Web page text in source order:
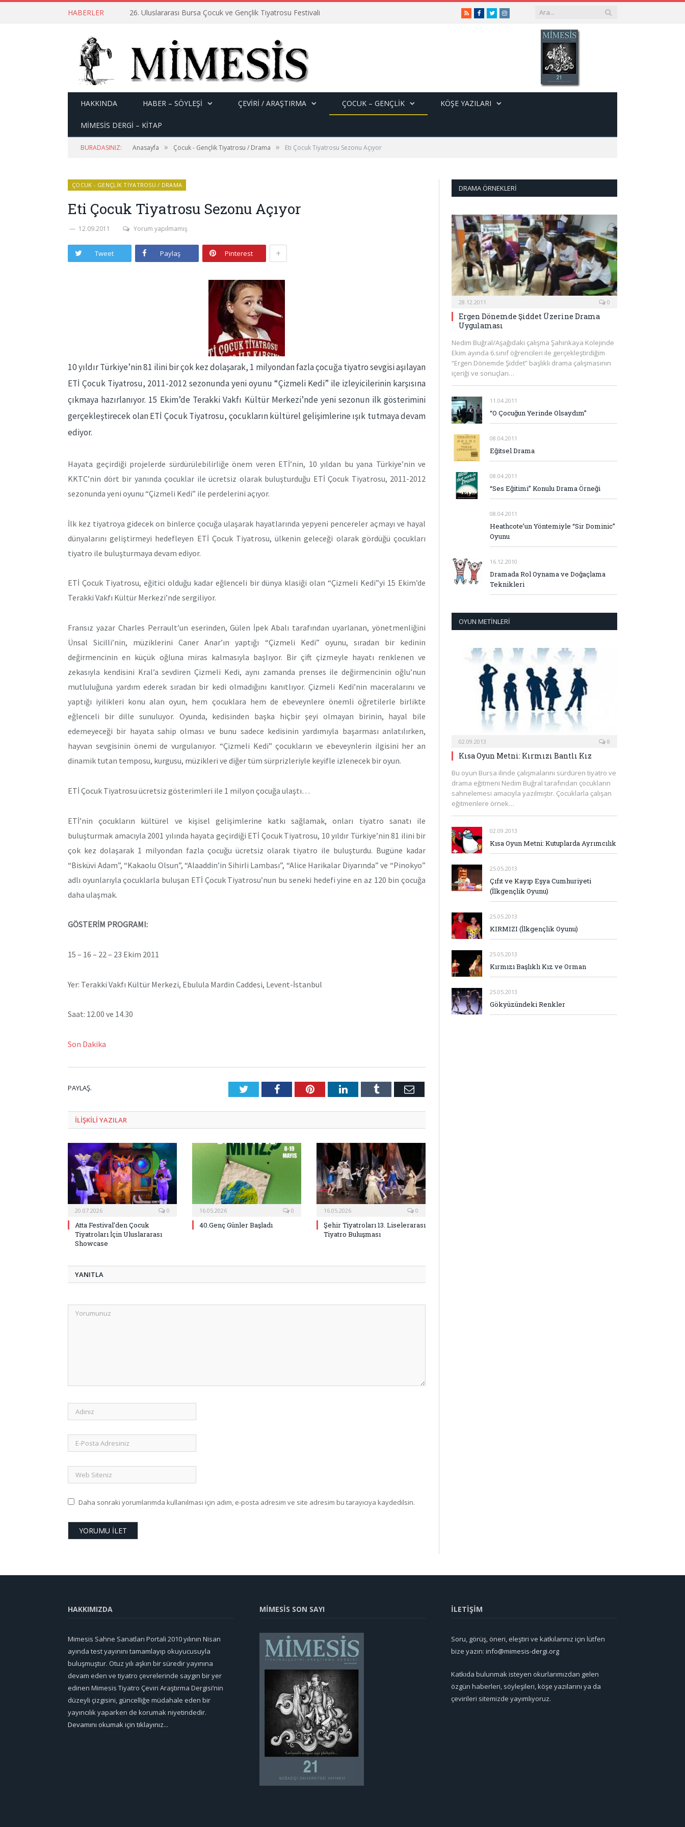
HABERLER 26. Uluslararası Bursa Çocuk ve Gençlik Tiyatrosu Festivali RSSFacebook
TwitterInstagram
HAKKINDA HABER – SÖYLEŞI ÇEVİRİ / ARAŞTIRMA ÇOCUK – GENÇLIK KÖŞE YAZILARI
MİMESİS DERGİ – KİTAP
BURADASINIZ: Anasayfa » Çocuk - Gençlik Tiyatrosu / Drama » Eti Çocuk Tiyatrosu Sezonu Açıyor
ÇOCUK - GENÇLIK TIYATROSU / DRAMA
Eti Çocuk Tiyatrosu Sezonu Açıyor
12.09.2011 Yorum yapılmamış
Tweet Paylaş Pinterest +
10 yıldır Türkiye’nin 81 ilini bir çok kez dolaşarak, 1 milyondan fazla çocuğa tiyatro sevgisi aşılayan
ETİ Çocuk Tiyatrosu, 2011-2012 sezonunda yeni oyunu “Çizmeli Kedi” ile izleyicilerinin karşısına
çıkmaya hazırlanıyor. 15 Ekim’de Terakki Vakfı Kültür Merkezi’nde yeni sezonun ilk gösterimini
gerçekleştirecek olan ETİ Çocuk Tiyatrosu, çocukların kültürel gelişimlerine ışık tutmaya devam
ediyor.
Hayata geçirdiği projelerde sürdürülebilirliğe önem veren ETİ’nin, 10 yıldan bu yana Türkiye’nin ve
KKTC’nin dört bir yanında çocuklar ile ücretsiz olarak buluşturduğu ETİ Çocuk Tiyatrosu, 2011-2012
sezonunda yeni oyunu “Çizmeli Kedi” ile perdelerini açıyor.
İlk kez tiyatroya gidecek on binlerce çocuğa ulaşarak hayatlarında yepyeni pencereler açmayı ve hayal
dünyalarını geliştirmeyi hedefleyen ETİ Çocuk Tiyatrosu, ülkenin geleceği olarak gördüğü çocukları
tiyatro ile buluşturmaya devam ediyor.
ETİ Çocuk Tiyatrosu, eğitici olduğu kadar eğlenceli bir dünya klasiği olan “Çizmeli Kedi”yi 15 Ekim’de
Terakki Vakfı Kültür Merkezi’nde sergiliyor.
Fransız yazar Charles Perrault’un eserinden, Gülen İpek Abalı tarafından uyarlanan, yönetmenliğini
Ünsal Sicilli’nin, müziklerini Caner Anar’ın yaptığı “Çizmeli Kedi” oyunu, sıradan bir kedinin
değirmencinin en küçük oğluna miras kalmasıyla başlıyor. Bir çift çizmeyle hayatı renklenen ve
zekasıyla kendisini Kral’a sevdiren Çizmeli Kedi, aynı zamanda prenses ile değirmencinin oğlu’nun
mutluluğuna yardım ederek sıradan bir kedi olmadığını kanıtlıyor. Çizmeli Kedi’nin maceralarını ve
yaptığı iyilikleri konu alan oyun, hem çocuklara hem de ebeveynlere önemli öğretilerle birlikte
eğlenceli bir dille sunuluyor. Oyunda, kedisinden başka hiçbir şeyi olmayan birinin, hayal bile
edemeyeceği bir hayata sahip olması ve bunu sadece kedisinin yardımıyla başarması anlatılırken,
hayvan sevgisinin önemi de vurgulanıyor. “Çizmeli Kedi” çocukların ve ebeveynlerin ilgisini her an
dinamik tutan temposu, kurgusu, müzikleri ve diğer tüm sürprizleriyle keyifle izlenecek bir oyun.
ETİ Çocuk Tiyatrosu ücretsiz gösterimleri ile 1 milyon çocuğa ulaştı…
ETİ’nin çocukların kültürel ve kişisel gelişimlerine katkı sağlamak, onları tiyatro sanatı ile
buluşturmak amacıyla 2001 yılında hayata geçirdiği ETİ Çocuk Tiyatrosu, 10 yıldır Türkiye’nin 81 ilini bir
çok kez dolaşarak 1 milyondan fazla çocuğu ücretsiz olarak tiyatro ile buluşturdu. Bugüne kadar
“Bisküvi Adam”, “Kakaolu Olsun”, “Alaaddin’in Sihirli Lambası”, “Alice Harikalar Diyarında” ve “Pinokyo”
adlı oyunlarıyla çocuklarla buluşan ETİ Çocuk Tiyatrosu’nun bu seneki hedefi yine en az 120 bin çocuğa
daha ulaşmak.
GÖSTERİM PROGRAMI:
15 – 16 – 22 – 23 Ekim 2011
Yer: Terakki Vakfı Kültür Merkezi, Ebulula Mardin Caddesi, Levent-İstanbul
Saat: 12.00 ve 14.30
Son Dakika
PAYLAŞ. TwitterFacebookPinterestLinkedInTumblr E-
ILIŞKILI YAZILAR
20.07.2026 0
Atta Festival’den Çocuk
Tiyatroları İçin Uluslararası
Showcase
16.05.2026 0
40.Genç Günler Başladı
16.05.2026 0
Şehir Tiyatroları 13. Liselerarası
Tiyatro Buluşması
YANITLA
Daha sonraki yorumlarımda kullanılması için adım, e-posta adresim ve site adresim bu tarayıcıya kaydedilsin.
DRAMA ÖRNEKLERI
28.12.2011 0
Ergen Dönemde Şiddet Üzerine Drama
Uygulaması
Nedim Buğral/Aşağıdaki çalışma Şahinkaya Kolejinde
Ekim ayında 6.sınıf öğrencileri ile gerçekleştirdiğim
“Ergen Dönemde Şiddet” başlıklı drama çalışmasının
içeriği ve sonuçları…
11.04.2011
“O Çocuğun Yerinde Olsaydım”
08.04.2011
Eğitsel Drama
08.04.2011
“Ses Eğitimi” Konulu Drama Örneği
08.04.2011
Heathcote’un Yöntemiyle “Sir Dominic”
Oyunu
16.12.2010
Dramada Rol Oynama ve Doğaçlama
Teknikleri
OYUN METINLERI
02.09.2013 8
Kısa Oyun Metni: Kırmızı Bantlı Kız
Bu oyun Bursa ilinde çalışmalarını sürdüren tiyatro ve
drama eğitmeni Nedim Buğral tarafından çocukların
sahnelemesi amacıyla yazılmıştır. Çocuklarla çalışan
eğitmenlere örnek…
02.09.2013
Kısa Oyun Metni: Kutuplarda Ayrımcılık
25.05.2013
Çıfıt ve Kayıp Eşya Cumhuriyeti
(İlkgençlik Oyunu)
25.05.2013
KIRMIZI (İlkgençlik Oyunu)
25.05.2013
Kırmızı Başlıklı Kız ve Orman
25.05.2013
Gökyüzündeki Renkler
HAKKIMIZDA
Mimesis Sahne Sanatları Portali 2010 yılının Nisan
ayında test yayınını tamamlayıp okuyucusuyla
buluşmuştur. Otuz yılı aşkın bir süredir yayınına
devam eden ve tiyatro çevrelerinde saygın bir yer
edinen Mimesis Tiyatro Çeviri Araştırma Dergisi’nin
düzeyli çizgisini, güncelliğe müdahale eden bir
yayıncılık yaparken de korumak niyetindedir.
Devamını okumak için tıklayınız...
MİMESİS SON SAYI İLETİŞİM
Soru, görüş, öneri, eleştiri ve katkılarınız için lütfen
bize yazın: info@mimesis-dergi.org
Katkıda bulunmak isteyen okurlarımızdan gelen
özgün haberleri, söyleşileri, köşe yazılarını ya da
çevirileri sitemizde yayımlıyoruz.